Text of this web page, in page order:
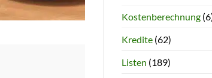
Kostenberechnung
Kredite(62)
Listen (189)